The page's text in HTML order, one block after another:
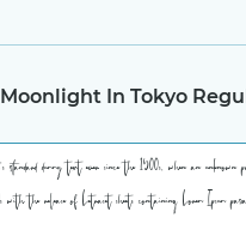
Moonlight In Tokyo